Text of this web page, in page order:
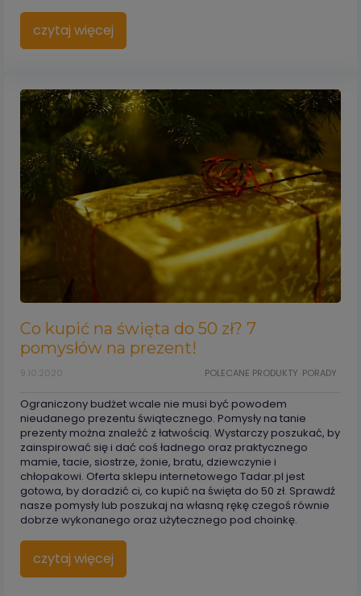
czytaj więcej
Co kupić na święta do 50 zł? 7
pomysłów na prezent!
PORADY
POLECANE PRODUKTY
9.10.2020
Ograniczony budżet wcale nie musi być powodem
nieudanego prezentu świątecznego. Pomysły na tanie
prezenty można znaleźć z łatwością. Wystarczy poszukać, by
zainspirować się i dać coś ładnego oraz praktycznego
mamie, tacie, siostrze, żonie, bratu, dziewczynie i
chłopakowi. Oferta sklepu internetowego Tadar.pl jest
gotowa, by doradzić ci, co kupić na święta do 50 zł. Sprawdź
nasze pomysły lub poszukaj na własną rękę czegoś równie
dobrze wykonanego oraz użytecznego pod choinkę.
czytaj więcej